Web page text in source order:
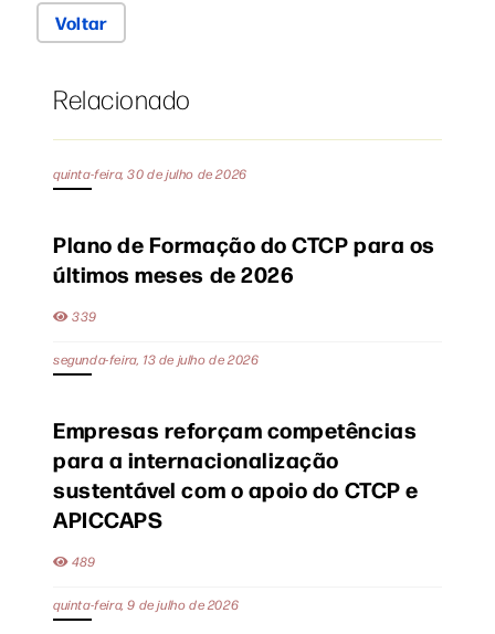
Voltar
Relacionado
quinta-feira, 30 de julho de 2026
Plano de Formação do CTCP para os
últimos meses de 2026
339
segunda-feira, 13 de julho de 2026
Empresas reforçam competências
para a internacionalização
sustentável com o apoio do CTCP e
APICCAPS
489
quinta-feira, 9 de julho de 2026